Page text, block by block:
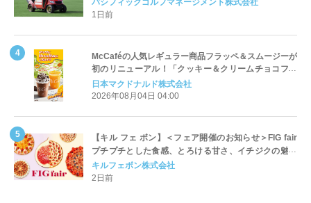
1日前
McCaféの人気レギュラー商品フラッペ＆スムージーが
初のリニューアル！「クッキー＆クリームチョコフラ
ッペ」「マンゴースムージー」8月5日（水）から販売
開始
日本マクドナルド株式会社
2026年08月04日 04:00
【キル フェ ボン】＜フェア開催のお知らせ＞FIG fair
プチプチとした食感、とろける甘さ、イチジクの魅力
をたっぷりと。新作を含め、イチジク尽くしの全4種が
登場8月20日（木）スタート
キルフェボン株式会社
2日前